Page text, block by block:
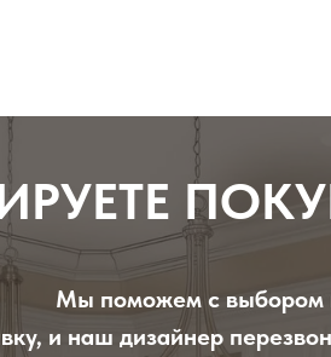
Мы поможем с выбором
и наш дизайнер